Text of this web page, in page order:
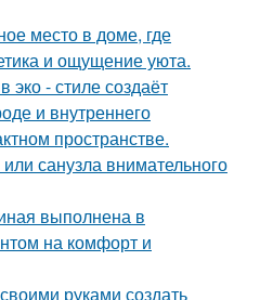
место в доме, где
и ощущение уюта.
эко - стиле создаёт
и внутреннего
пространстве.
санузла внимательного
выполнена в
на комфорт и
руками создать